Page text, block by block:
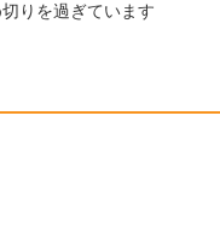
りを過ぎています